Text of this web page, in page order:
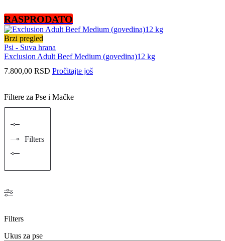
RASPRODATO
Brzi pregled
Psi - Suva hrana
Exclusion Adult Beef Medium (govedina)12 kg
7.800,00 RSD Pročitajte još
Filtere za Pse i Mačke
Filters
Filters
Ukus za pse